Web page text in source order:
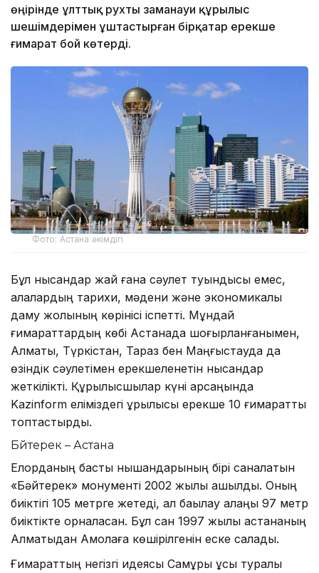
өңірінде ұлттық рухты заманауи құрылыс
шешімдерімен ұштастырған бірқатар ерекше
ғимарат бой көтерді.
Фото: Астана әкімдігі
Бұл нысандар жай ғана сәулет туындысы емес,
қалалардың тарихи, мәдени және экономикалық
даму жолының көрінісі іспетті. Мұндай
ғимараттардың көбі Астанада шоғырланғанымен,
Алматы, Түркістан, Тараз бен Маңғыстауда да
өзіндік сәулетімен ерекшеленетін нысандар
жеткілікті. Құрылысшылар күні қарсаңында
Kazinform еліміздегі құрылысы ерекше 10 ғимаратты
топтастырды.
Бәйтерек – Астана
Елорданың басты нышандарының бірі саналатын
«Бәйтерек» монументі 2002 жылы ашылды. Оның
биіктігі 105 метрге жетеді, ал бақылау алаңы 97 метр
биіктікте орналасқан. Бұл сан 1997 жылы астананың
Алматыдан Ақмолаға көшірілгенін еске салады.
Ғимараттың негізгі идеясы Самұрық құсы туралы